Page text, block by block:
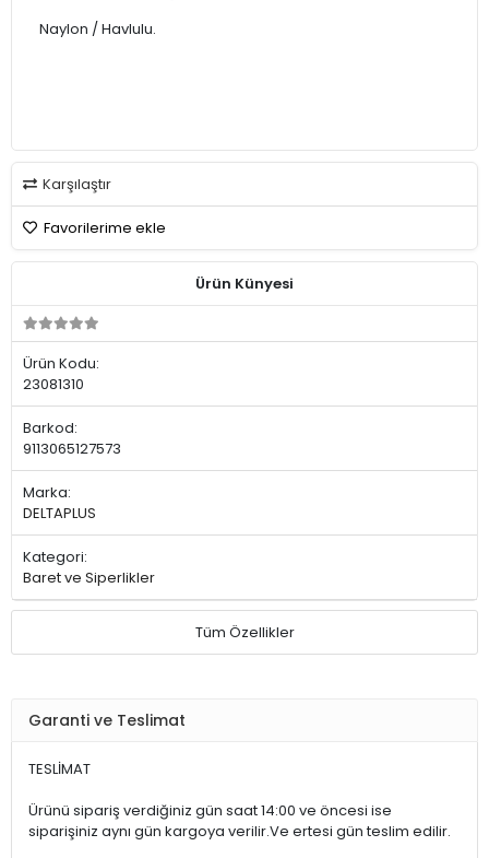
Naylon / Havlulu.
Karşılaştır
Favorilerime ekle
Ürün Künyesi
Ürün Kodu:
23081310
Barkod:
9113065127573
Marka:
DELTAPLUS
Kategori:
Baret ve Siperlikler
Tüm Özellikler
Garanti ve Teslimat
TESLİMAT
Ürünü sipariş verdiğiniz gün saat 14:00 ve öncesi ise
siparişiniz aynı gün kargoya verilir.Ve ertesi gün teslim edilir.